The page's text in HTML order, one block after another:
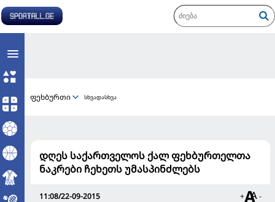
ფეხბურთი სხვადასხვა
დღეს საქართველოს ქალ ფეხბურთელთა
ნაკრები ჩეხეთს უმასპინძლებს
11:08/22-09-2015 + -